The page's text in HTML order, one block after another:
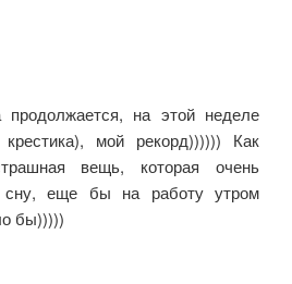
продолжается, на этой неделе
мой рекорд)))))) Как
вещь, которая очень
сну, еще бы на работу утром
бы)))))